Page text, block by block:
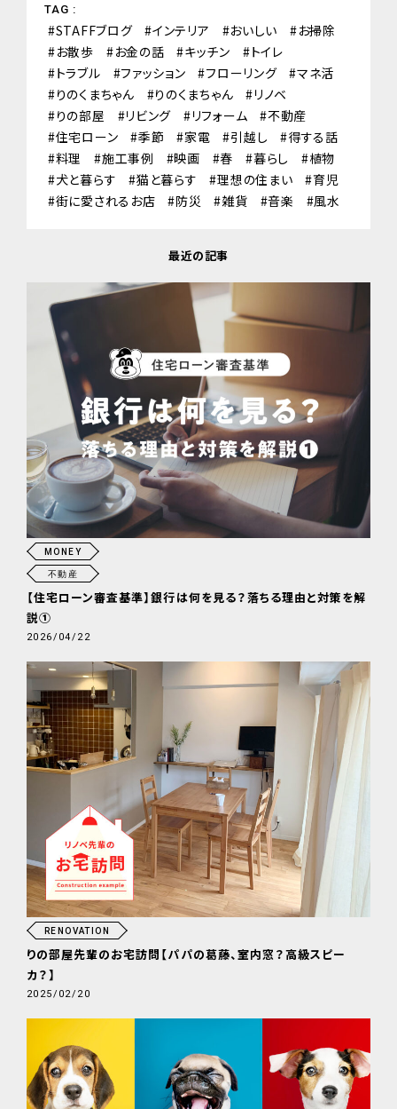
TAG :
STAFFブログ インテリア おいしい
お掃除
お散歩
お金の話 キッチン
トイレ
トラブル
ファッション フローリング
マネ活
りのくまちゃん
りのくまちゃん
リノベ
りの部屋
リビング リフォーム
不動産
住宅ローン
季節 家電 引越し
得する話
料理
施工事例 映画 春 暮らし
植物
犬と暮らす
猫と暮らす 理想の住まい
育児
街に愛されるお店
防災 雑貨 音楽 風水
最近の記事
MONEY
不動産
【住宅ローン審査基準】銀行は何を見る？落ちる理由と対策を解
説①
2026/04/22
RENOVATION
りの部屋先輩のお宅訪問【パパの葛藤、室内窓？高級スピー
カ？】
2025/02/20